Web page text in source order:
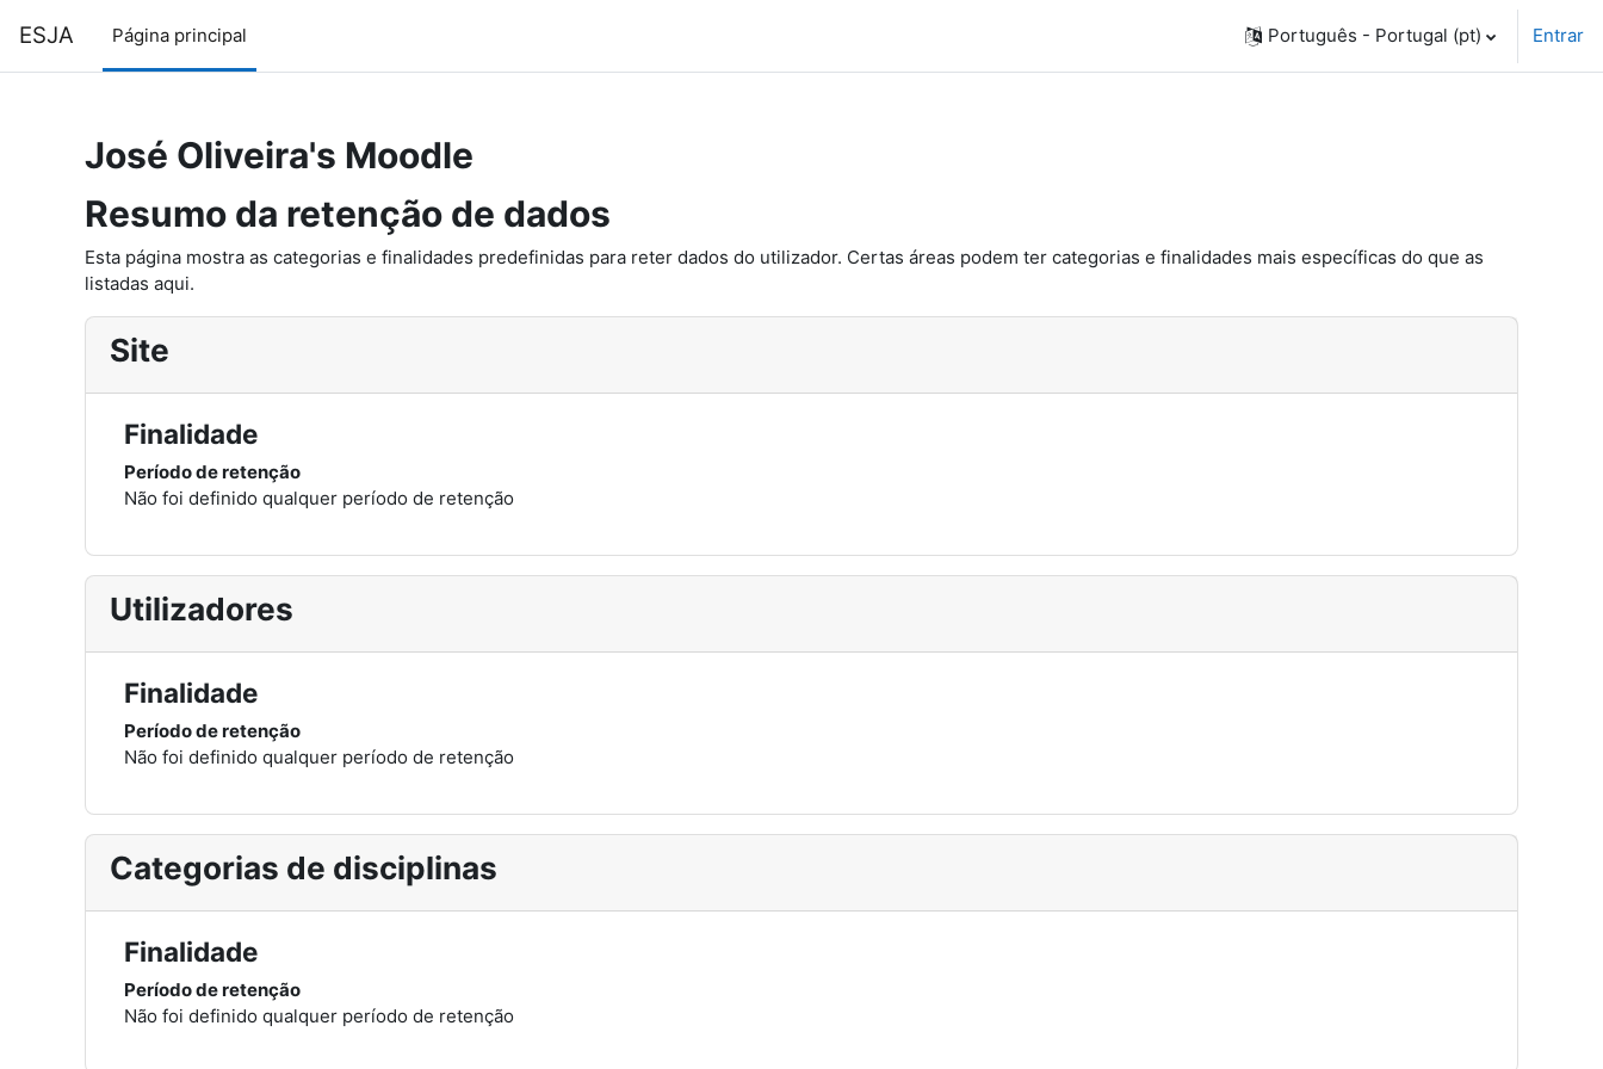
ESJA Página principal Português - Portugal ‎(pt)‎ Entrar
José Oliveira's Moodle
Resumo da retenção de dados
Esta página mostra as categorias e finalidades predefinidas para reter dados do utilizador. Certas áreas podem ter categorias e finalidades mais específicas do que as
listadas aqui.
Site
Finalidade
Período de retenção
Não foi definido qualquer período de retenção
Utilizadores
Finalidade
Período de retenção
Não foi definido qualquer período de retenção
Categorias de disciplinas
Finalidade
Período de retenção
Não foi definido qualquer período de retenção